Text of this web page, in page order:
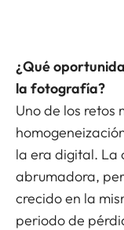
¿Qué
la fotografía?
Uno de los retos
la era digital. La
abrumadora,
crecido en la
periodo de